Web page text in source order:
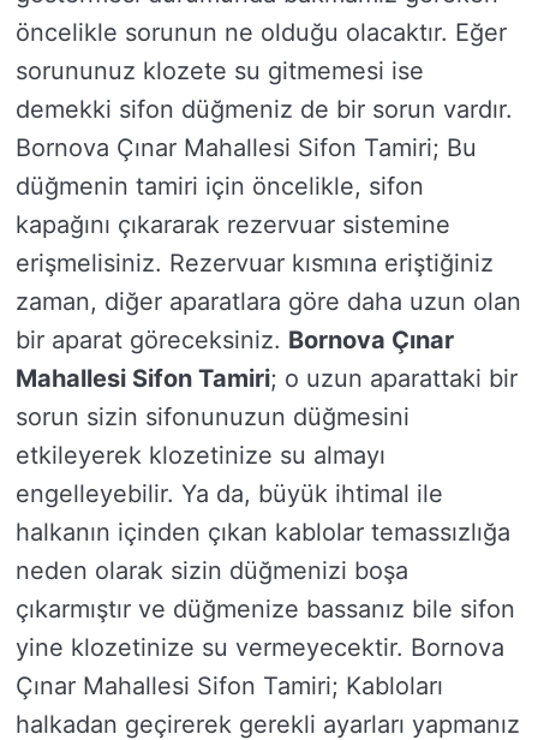
öncelikle sorunun ne olduğu olacaktır. Eğer
sorununuz klozete su gitmemesi ise
demekki sifon düğmeniz de bir sorun vardır.
Bornova Çınar Mahallesi Sifon Tamiri; Bu
düğmenin tamiri için öncelikle, sifon
kapağını çıkararak rezervuar sistemine
erişmelisiniz. Rezervuar kısmına eriştiğiniz
zaman, diğer aparatlara göre daha uzun olan
bir aparat göreceksiniz. Bornova Çınar
Mahallesi Sifon Tamiri; o uzun aparattaki bir
sorun sizin sifonunuzun düğmesini
etkileyerek klozetinize su almayı
engelleyebilir. Ya da, büyük ihtimal ile
halkanın içinden çıkan kablolar temassızlığa
neden olarak sizin düğmenizi boşa
çıkarmıştır ve düğmenize bassanız bile sifon
yine klozetinize su vermeyecektir. Bornova
Çınar Mahallesi Sifon Tamiri; Kabloları
halkadan geçirerek gerekli ayarları yapmanız